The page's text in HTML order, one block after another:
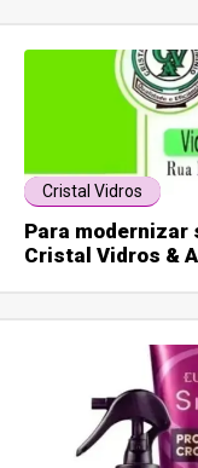
Cristal Vidros
Para modernizar
Cristal Vidros &